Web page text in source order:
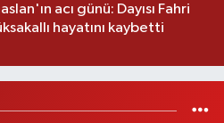
acı günü: Dayısı Fahri
hayatını kaybetti